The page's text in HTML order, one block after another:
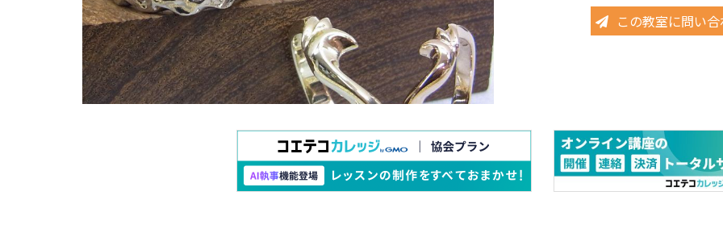
この教室に問い